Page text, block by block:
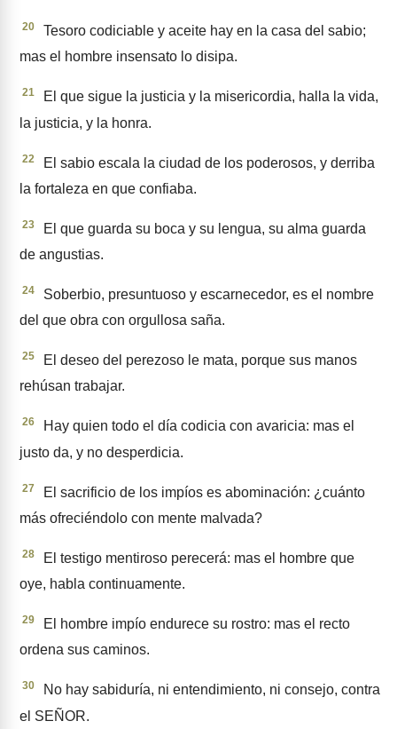
20
Tesoro codiciable y aceite hay en la casa del sabio;
mas el hombre insensato lo disipa.
21
El que sigue la justicia y la misericordia, halla la vida,
la justicia, y la honra.
22
El sabio escala la ciudad de los poderosos, y derriba
la fortaleza en que confiaba.
23
El que guarda su boca y su lengua, su alma guarda
de angus­tias.
24
Soberbio, presuntuoso y escar­necedor, es el nombre
del que obra con orgullosa saña.
25
El deseo del perezoso le mata, porque sus manos
rehúsan tra­bajar.
26
Hay quien todo el día codicia con avaricia: mas el
justo da, y no desperdicia.
27
El sacrificio de los impíos es abominación: ¿cuánto
más ofre­ciéndolo con mente malvada?
28
El testigo mentiroso perecerá: mas el hombre que
oye, habla continuamente.
29
El hombre impío endurece su rostro: mas el recto
ordena sus caminos.
30
No hay sabiduría, ni entendimiento, ni consejo, contra
el SEÑOR.